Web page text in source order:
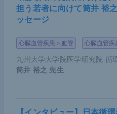
担う若者に向けて筒井 裕
ッセージ
心臓血管疾患＞血管 心臓血管疾
九州大学大学院医学研究院 循
筒井 裕之 先生
【インタビュー】日本循